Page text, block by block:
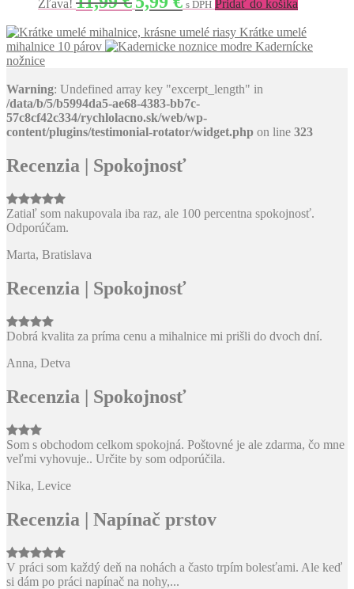
Zľava!
price
was:
11,99 €.
price
5,99 €.
s DPH Pridať do košíka
Krátke umelé
mihalnice 10 párov
Kadernícke
nožnice
Warning: Undefined array key "excerpt_length" in
/data/b/5/b5994da5-ae68-4383-bb7c-
57c8cf42c334/rychlolacno.sk/web/wp-
content/plugins/testimonial-rotator/widget.php on line 323
Recenzia | Spokojnosť
Zatiaľ som nakupovala iba raz, ale 100 percentna spokojnosť.
Odporúčam.
Marta, Bratislava
Recenzia | Spokojnosť
Dobrá kvalita za príma cenu a mihalnice mi prišli do dvoch dní.
Anna, Detva
Recenzia | Spokojnosť
Som s obchodom celkom spokojná. Poštovné je ale zdarma, čo mne
veľmi vyhovuje.. Určite by som odporúčila.
Nika, Levice
Recenzia | Napínač prstov
V práci som každý deň na nohách a často trpím bolesťami. Ale keď
si dám po práci napínač na nohy,...